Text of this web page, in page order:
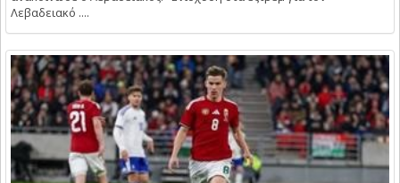
Λεβαδειακό ....